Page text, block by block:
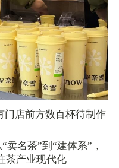
门店前方数百杯待制作
卖名茶”到“建体系”，
茶产业现代化